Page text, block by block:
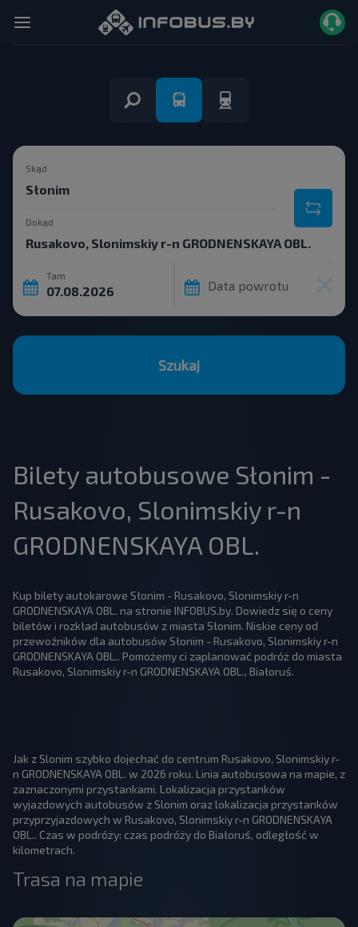
Skąd
Dokąd
Tam
Data powrotu
Szukaj
Bilety autobusowe Słonim -
Rusakovo, Slonimskiy r-n
GRODNENSKAYA OBL.
Kup bilety autokarowe Słonim - Rusakovo, Slonimskiy r-n
GRODNENSKAYA OBL. na stronie INFOBUS.by. Dowiedz się o ceny
biletów i rozkład autobusów z miasta Słonim. Niskie ceny od
przewoźników dla autobusów Słonim - Rusakovo, Slonimskiy r-n
GRODNENSKAYA OBL.. Pomożemy ci zaplanować podróż do miasta
Rusakovo, Slonimskiy r-n GRODNENSKAYA OBL., Białoruś.
Jak z Slonim szybko dojechać do centrum Rusakovo, Slonimskiy r-
n GRODNENSKAYA OBL. w 2026 roku. Linia autobusowa na mapie, z
zaznaczonymi przystankami. Lokalizacja przystanków
wyjazdowych autobusów z Slonim oraz lokalizacja przystanków
przyprzyjazdowych w Rusakovo, Slonimskiy r-n GRODNENSKAYA
OBL.. Czas w podróży: czas podróży do Białoruś, odległość w
kilometrach.
Trasa na mapie